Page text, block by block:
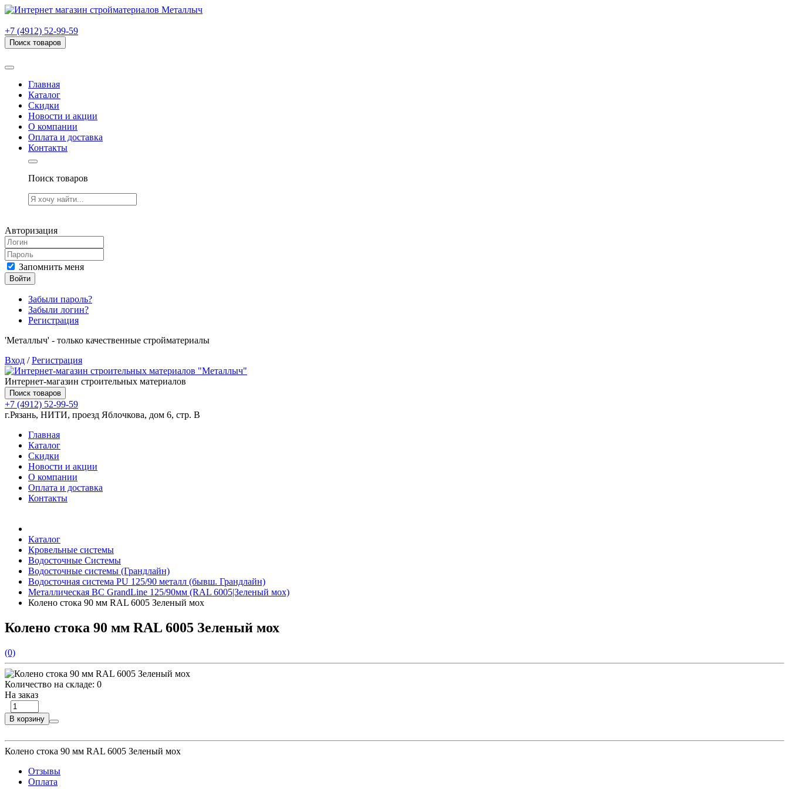
+7 (4912) 52-99-59
Поиск товаров
Главная
Каталог
Скидки
Новости и акции
О компании
Оплата и доставка
Контакты
Поиск товаров
Авторизация
Запомнить меня
Войти
Забыли пароль?
Забыли логин?
Регистрация
'Металлыч' - только качественные стройматериалы
Вход /Регистрация
Интернет-магазин строительных материалов
Поиск товаров
+7 (4912) 52-99-59
г.Рязань, НИТИ, проезд Яблочкова, дом 6, стр. В
Главная
Каталог
Скидки
Новости и акции
О компании
Оплата и доставка
Контакты
Каталог
Кровельные системы
Водосточные Системы
Водосточные системы (Грандлайн)
Водосточная система PU 125/90 металл (бывш. Грандлайн)
Металлическая ВС GrandLine 125/90мм (RAL 6005|Зеленый мох)
Колено стока 90 мм RAL 6005 Зеленый мох
Колено стока 90 мм RAL 6005 Зеленый мох
(0)
Количество на складе: 0
На заказ
В корзину
Колено стока 90 мм RAL 6005 Зеленый мох
Отзывы
Оплата